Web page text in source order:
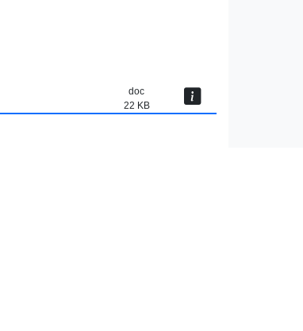
doc
22 KB